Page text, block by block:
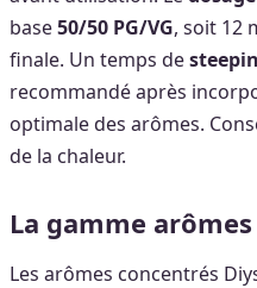
base50/50 PG/VG, soit 12
finale. Un temps de
recommandé après
optimale des arômes.
de la chaleur.
La gamme
Les arômes concentrés